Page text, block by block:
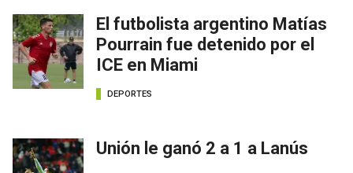
El futbolista argentino Matías
Pourrain fue detenido por el
ICE en Miami
DEPORTES
Unión le ganó 2 a 1 a Lanús